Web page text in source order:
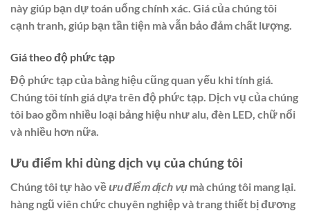
này giúp bạn dự toán uổng chính xác. Giá của chúng tôi
cạnh tranh, giúp bạn tần tiện mà vẫn bảo đảm chất lượng.
Giá theo độ phức tạp
Độ phức tạp của bảng hiệu cũng quan yếu khi tính giá.
Chúng tôi tính giá dựa trên độ phức tạp. Dịch vụ của chúng
tôi bao gồm nhiều loại bảng hiệu như alu, đèn LED, chữ nổi
và nhiều hơn nữa.
Ưu điểm khi dùng dịch vụ của chúng tôi
Chúng tôi tự hào vềưu điểm dịch vụ mà chúng tôi mang lại.
hàng ngũ viên chức chuyên nghiệp và trang thiết bị đương